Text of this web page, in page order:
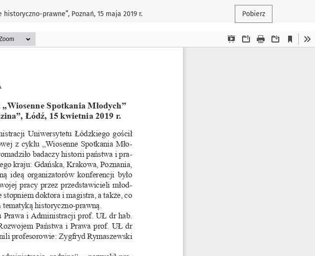
prawne”, Poznań, 15 maja 2019 r. Pobierz